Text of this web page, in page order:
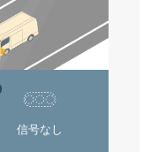
信号なし